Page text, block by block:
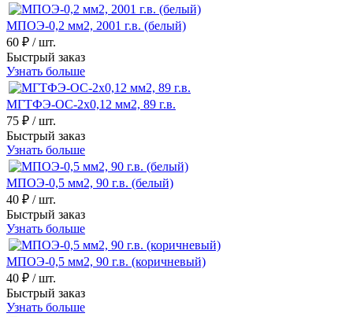
МПОЭ-0,2 мм2, 2001 г.в. (белый)
60 ₽ / шт.
Быстрый заказ
Узнать больше
МГТФЭ-ОС-2х0,12 мм2, 89 г.в.
75 ₽ / шт.
Быстрый заказ
Узнать больше
МПОЭ-0,5 мм2, 90 г.в. (белый)
40 ₽ / шт.
Быстрый заказ
Узнать больше
МПОЭ-0,5 мм2, 90 г.в. (коричневый)
40 ₽ / шт.
Быстрый заказ
Узнать больше